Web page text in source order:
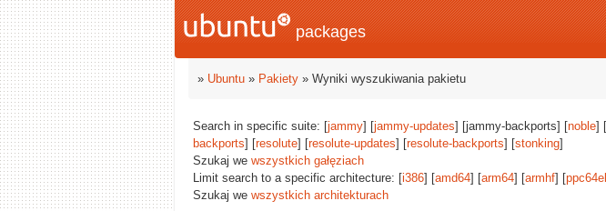
packages
» Ubuntu » Pakiety » Wyniki wyszukiwania pakietu
Search in specific suite: [jammy] [jammy-updates] [jammy-backports] [noble] [
backports] [resolute] [resolute-updates] [resolute-backports] [stonking]
Szukaj we wszystkich gałęziach
Limit search to a specific architecture: [i386] [amd64] [arm64] [armhf] [ppc64el
Szukaj we wszystkich architekturach